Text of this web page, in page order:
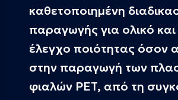
καθετοποιημένη
παραγωγής για ολικό
έλεγχο ποιότητας όσον
στην παραγωγή των
φιαλών PET, από τη